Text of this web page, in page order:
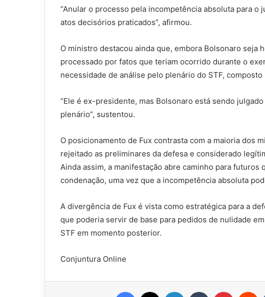
“Anular o processo pela incompetência absoluta para
atos decisórios praticados”, afirmou.
O ministro destacou ainda que, embora Bolsonaro seja
processado por fatos que teriam ocorrido durante o
necessidade de análise pelo plenário do STF, composto
“Ele é ex-presidente, mas Bolsonaro está sendo
plenário”, sustentou.
O posicionamento de Fux contrasta com a maioria dos
rejeitado as preliminares da defesa e considerado
Ainda assim, a manifestação abre caminho para
condenação, uma vez que a incompetência absoluta
A divergência de Fux é vista como estratégica para a
que poderia servir de base para pedidos de nulidade
STF em momento posterior.
Conjuntura Online
Facebook Linkedin Tumblr Pinterest